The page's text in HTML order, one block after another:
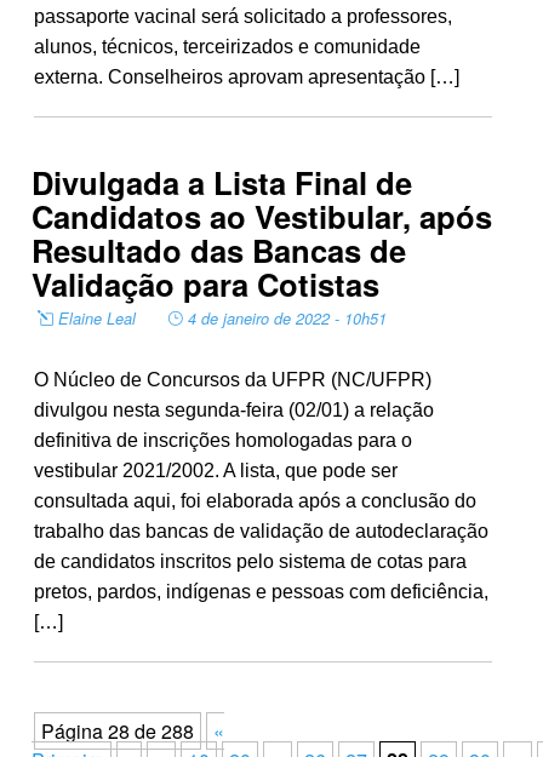
passaporte vacinal será solicitado a professores,
alunos, técnicos, terceirizados e comunidade
externa. Conselheiros aprovam apresentação […]
Divulgada a Lista Final de
Candidatos ao Vestibular, após
Resultado das Bancas de
Validação para Cotistas
Elaine Leal 4 de janeiro de 2022 - 10h51
O Núcleo de Concursos da UFPR (NC/UFPR)
divulgou nesta segunda-feira (02/01) a relação
definitiva de inscrições homologadas para o
vestibular 2021/2002. A lista, que pode ser
consultada aqui, foi elaborada após a conclusão do
trabalho das bancas de validação de autodeclaração
de candidatos inscritos pelo sistema de cotas para
pretos, pardos, indígenas e pessoas com deficiência,
[…]
Página 28 de 288
«